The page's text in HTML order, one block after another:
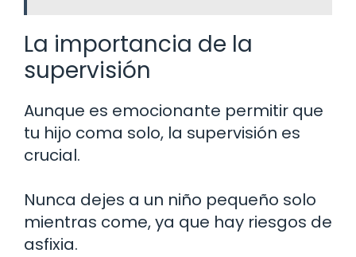
La importancia de la
supervisión
Aunque es emocionante permitir que
tu hijo coma solo, la supervisión es
crucial.
Nunca dejes a un niño pequeño solo
mientras come, ya que hay riesgos de
asfixia.